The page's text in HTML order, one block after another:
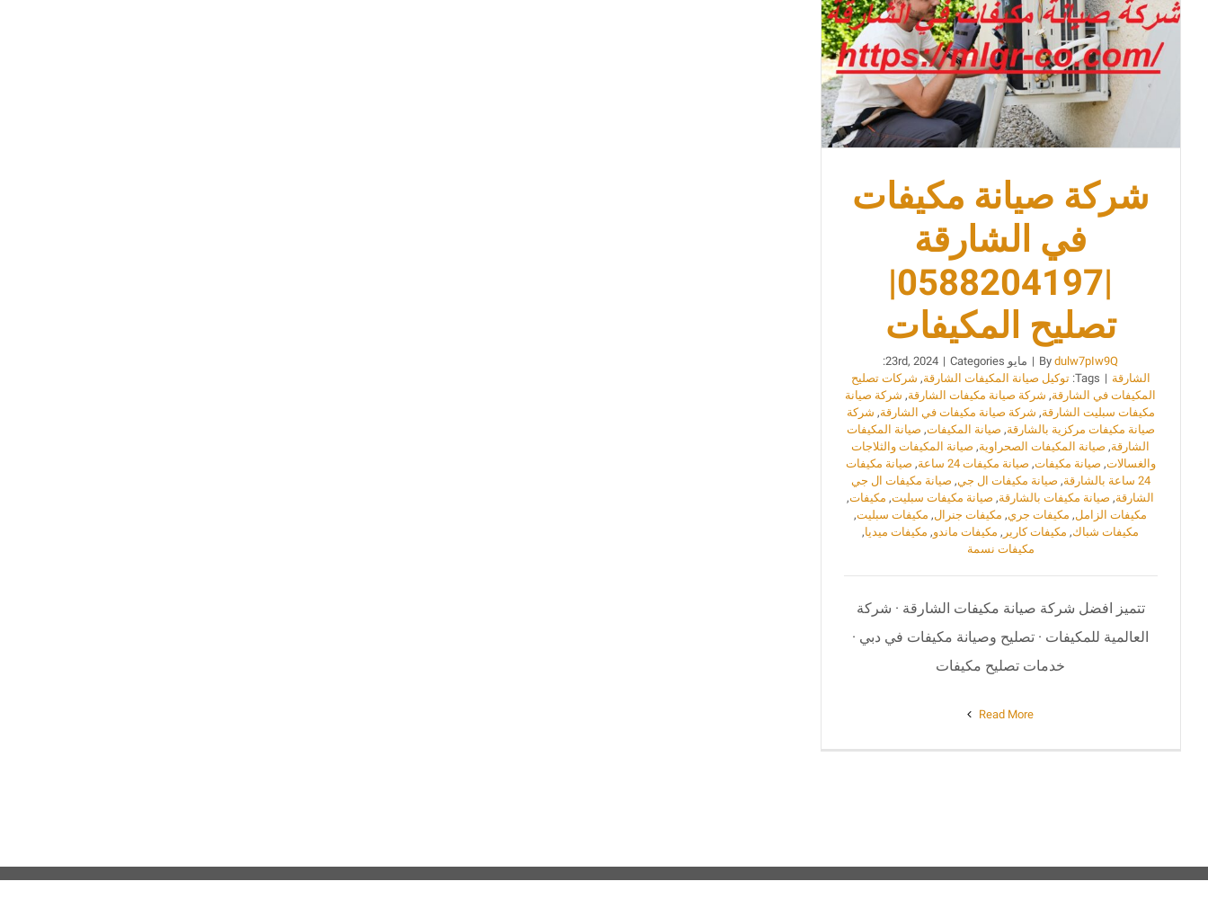
شركة صيانة مكيفات
في الشارقة
|0588204197|
تصليح المكيفات
Bydulw7pIw9Q
| مايو 23rd, 2024 | Categories:
الشارقة |
Tags: توكيل صيانة المكيفات الشارقة, شركات تصليح
المكيفات في الشارقة, شركة صيانة مكيفات الشارقة, شركة صيانة
مكيفات سبليت الشارقة, شركة صيانة مكيفات في الشارقة, شركة
صيانة مكيفات مركزية بالشارقة, صيانة المكيفات, صيانة المكيفات
الشارقة, صيانة المكيفات الصحراوية, صيانة المكيفات والثلاجات
والغسالات, صيانة مكيفات, صيانة مكيفات 24 ساعة , صيانة مكيفات
24 ساعة بالشارقة
, صيانة مكيفات ال جي, صيانة مكيفات ال جي
الشارقة, صيانة مكيفات بالشارقة, صيانة مكيفات سبليت, مكيفات,
مكيفات الزامل, مكيفات جري, مكيفات جنرال, مكيفات سبليت,
مكيفات شباك, مكيفات كارير , مكيفات ماندو, مكيفات ميديا,
مكيفات نسمة
تتميز افضل شركة صيانة مكيفات الشارقة · شركة
العالمية للمكيفات · تصليح وصيانة مكيفات في دبي ·
خدمات تصليح مكيفات
Read More